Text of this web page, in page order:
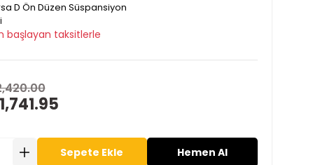
D Ön Düzen Süspansiyon
başlayan taksitlerle
Sepete Ekle Hemen Al